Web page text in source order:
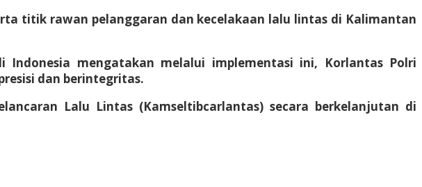
titik rawan pelanggaran dan kecelakaan lalu lintas di Kalimantan
mengatakan melalui implementasi ini, Korlantas Polri
dan berintegritas.
Lalu Lintas (Kamseltibcarlantas) secara berkelanjutan di